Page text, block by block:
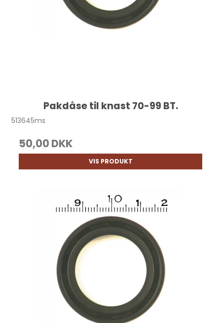
Pakdåse til knast 70-99 BT.
513645ms
50,00 DKK
VIS PRODUKT